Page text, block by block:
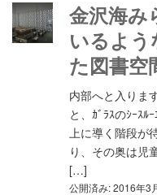
金沢海
いるよ
た図書空
内部へと入りま
と、ｶﾞﾗｽのｼｰｽ
上に導く階段が
り、その奥は児
[…]
公開済み: 2016年3